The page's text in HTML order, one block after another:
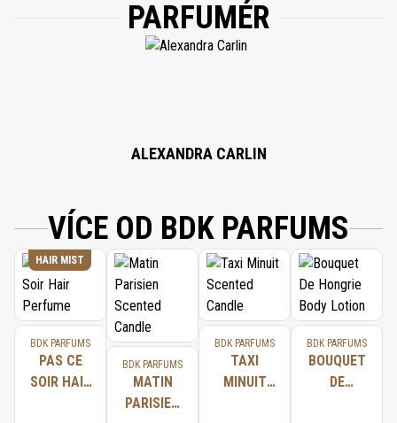
NOT AVAILABLE.
PARFUMÉR
ALEXANDRA CARLIN
VÍCE OD BDK PARFUMS
HAIR MIST
BDK PARFUMS
PAS CE
SOIR HAIR
BDK PARFUMS
MATIN
PARISIEN
BDK PARFUMS
TAXI
MINUIT
BDK PARFUMS
BOUQUET
DE